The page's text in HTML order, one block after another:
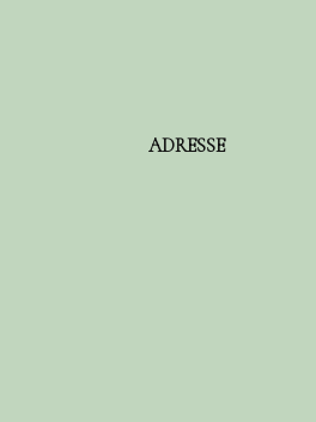
ADRESSE